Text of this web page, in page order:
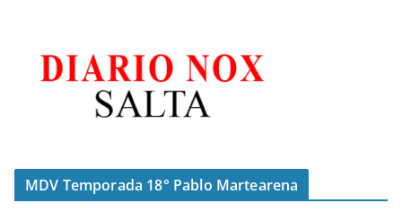
MDV Temporada 18° Pablo Martearena